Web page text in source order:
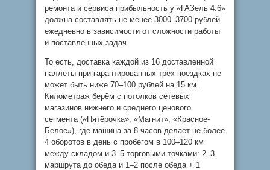
ремонта и сервиса прибыльность у «ГАЗель 4.6»
должна составлять не менее 3000–3700 рублей
ежедневно в зависимости от сложности работы
и поставленных задач.
То есть, доставка каждой из 16 доставленной
паллеты при гарантированных трёх поездках не
может быть ниже 70–100 рублей на 15 км.
Километраж берём с потолков сетевых
магазинов нижнего и среднего ценового
сегмента («Пятёрочка», «Магнит», «Красное-
Белое»), где машина за 8 часов делает не более
4 оборотов в день с пробегом в 100–120 км
между складом и 3–5 торговыми точками: 2–3
маршрута до обеда и 1–2 после обеда + 1